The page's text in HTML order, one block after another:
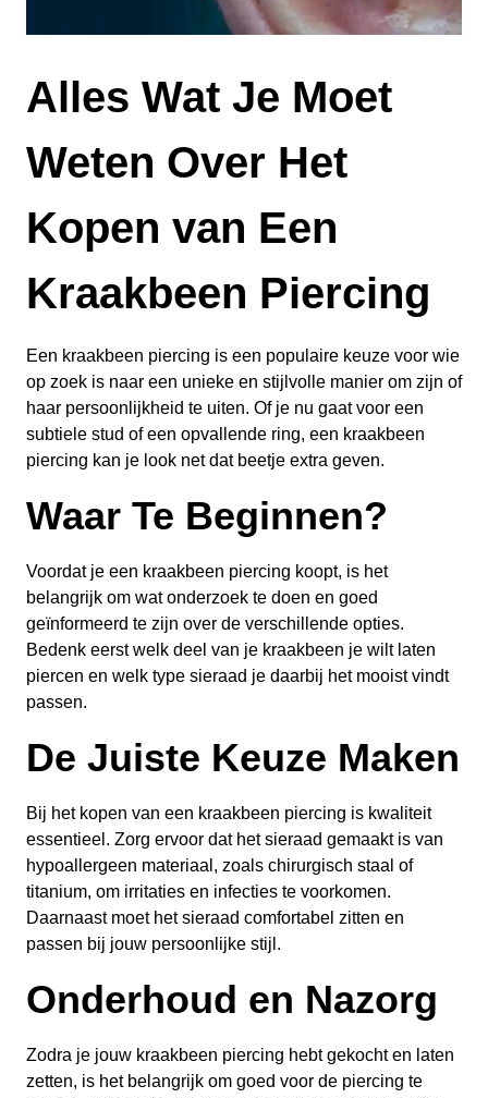
Alles Wat Je Moet
Weten Over Het
Kopen van Een
Kraakbeen Piercing
Een kraakbeen piercing is een populaire keuze voor wie
op zoek is naar een unieke en stijlvolle manier om zijn of
haar persoonlijkheid te uiten. Of je nu gaat voor een
subtiele stud of een opvallende ring, een kraakbeen
piercing kan je look net dat beetje extra geven.
Waar Te Beginnen?
Voordat je een kraakbeen piercing koopt, is het
belangrijk om wat onderzoek te doen en goed
geïnformeerd te zijn over de verschillende opties.
Bedenk eerst welk deel van je kraakbeen je wilt laten
piercen en welk type sieraad je daarbij het mooist vindt
passen.
De Juiste Keuze Maken
Bij het kopen van een kraakbeen piercing is kwaliteit
essentieel. Zorg ervoor dat het sieraad gemaakt is van
hypoallergeen materiaal, zoals chirurgisch staal of
titanium, om irritaties en infecties te voorkomen.
Daarnaast moet het sieraad comfortabel zitten en
passen bij jouw persoonlijke stijl.
Onderhoud en Nazorg
Zodra je jouw kraakbeen piercing hebt gekocht en laten
zetten, is het belangrijk om goed voor de piercing te